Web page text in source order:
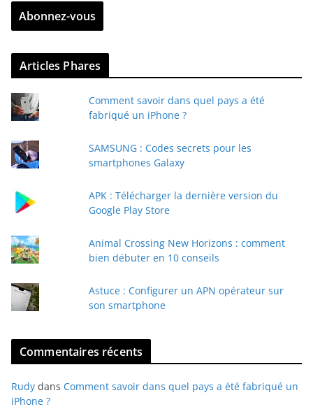
z
v
r
e
e
a
Abonnez-vous
Articles Phares
Comment savoir dans quel pays a été
fabriqué un iPhone ?
SAMSUNG : Codes secrets pour les
smartphones Galaxy
APK : Télécharger la dernière version du
Google Play Store
Animal Crossing New Horizons : comment
bien débuter en 10 conseils
Astuce : Configurer un APN opérateur sur
son smartphone
Commentaires récents
Rudy dans Comment savoir dans quel pays a été fabriqué un
iPhone ?